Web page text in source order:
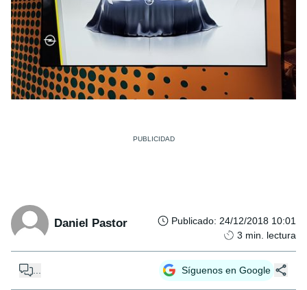
Daniel Pastor Publicado: 24/12/2018 10:01
3 min. lectura
Síguenos en Google